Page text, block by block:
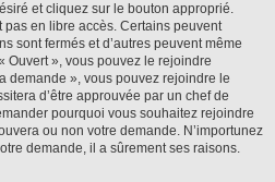
et cliquez sur le bouton approprié.
en libre accès. Certains peuvent
sont fermés et d’autres peuvent même
Ouvert », vous pouvez le rejoindre
demande », vous pouvez rejoindre le
d’être approuvée par un chef de
pourquoi vous souhaitez rejoindre
ou non votre demande. N’importunez
demande, il a sûrement ses raisons.